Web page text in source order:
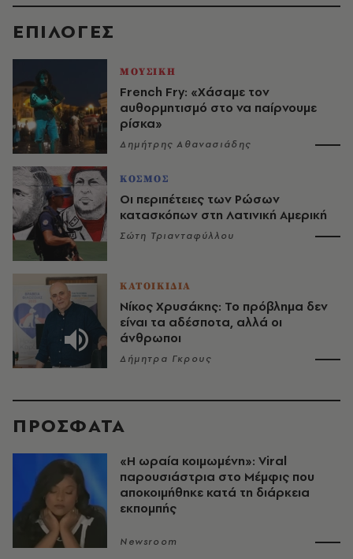
EΠΙΛΟΓΈΣ
ΜΟΥΣΙΚΗ
French Fry: «Χάσαμε τον
αυθορμητισμό στο να παίρνουμε
ρίσκα»
Δημήτρης Αθανασιάδης
ΚΟΣΜΟΣ
Οι περιπέτειες των Ρώσων
κατασκόπων στη Λατινική Αμερική
Σώτη Τριανταφύλλου
ΚΑΤΟΙΚΙΔΙΑ
Νίκος Χρυσάκης: Το πρόβλημα δεν
είναι τα αδέσποτα, αλλά οι
άνθρωποι
Δήμητρα Γκρους
ΠΡΟΣΦΑΤΑ
«H ωραία κοιμωμένη»: Viral
παρουσιάστρια στο Μέμφις που
αποκοιμήθηκε κατά τη διάρκεια
εκπομπής
Newsroom